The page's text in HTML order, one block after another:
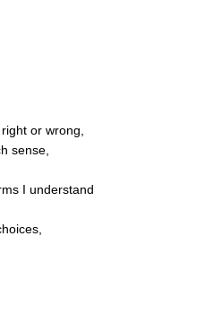
or wrong,
sense,
I understand